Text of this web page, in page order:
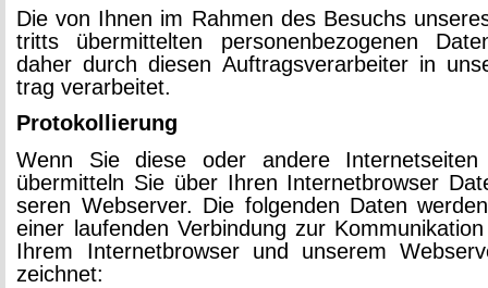
Die von Ihnen im Rah­men des Be­suchs
tritts über­mit­tel­ten per­so­nen­be­zo­ge­nen
daher durch die­sen Auf­trags­ver­ar­bei­ter in
trag ver­ar­bei­tet.
Pro­to­kol­lie­rung
Wenn Sie diese oder an­de­re In­ter­net­sei­ten
über­mit­teln Sie über Ihren In­ter­net­brow­ser
se­ren Web­ser­ver. Die fol­gen­den Daten
einer lau­fen­den Ver­bin­dung zur
Ihrem In­ter­net­brow­ser und un­se­rem
zeich­net: